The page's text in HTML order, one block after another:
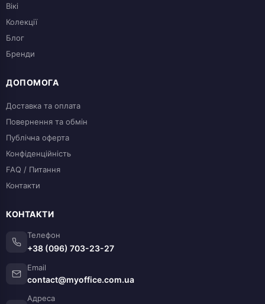
Вікі
Колекції
Блог
Бренди
ДОПОМОГА
Доставка та оплата
Повернення та обмін
Публічна оферта
Конфіденційність
FAQ / Питання
Контакти
КОНТАКТИ
Телефон
+38 (096) 703-23-27
Email
contact@myoffice.com.ua
Адреса